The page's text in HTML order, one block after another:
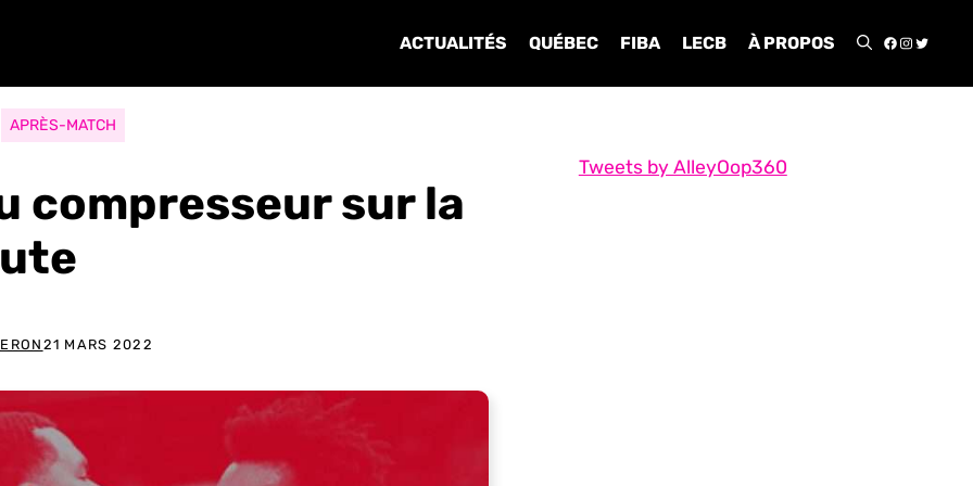
ACTUALITÉS QUÉBEC FIBA LECB À PROPOS
APRÈS-MATCH
compresseur sur la
21 MARS 2022
Tweets by AlleyOop360